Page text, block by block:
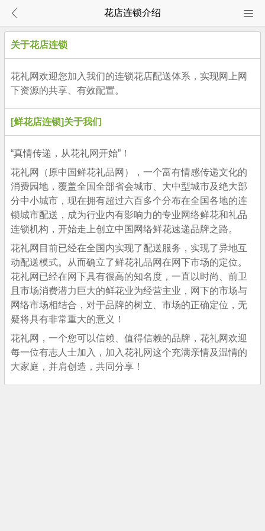
花店连锁介绍
关于花店连锁
花礼网欢迎您加入我们的连锁花店配送体系，实现网上网
下资源的共享、有效配置。
[鲜花店连锁]关于我们
“真情传递，从花礼网开始”！
花礼网（原中国鲜花礼品网），一个富有情感传递文化的
消费园地，覆盖全国全部省会城市、大中型城市及绝大部
分中小城市，现在拥有超过六百多个分布在全国各地的连
锁城市配送，成为行业内有影响力的专业网络鲜花和礼品
连锁机构，开始走上创立中国网络鲜花速递品牌之路。
花礼网目前已经在全国内实现了配送服务，实现了异地互
动配送模式。从而确立了鲜花礼品网在网下市场的定位。
花礼网已经在网下具有很高的知名度，一直以时尚、前卫
且市场消费潜力巨大的鲜花业为经营主业，网下的市场与
网络市场相结合，对于品牌的树立、市场的正确定位，无
疑将具有非常重大的意义！
花礼网，一个您可以信赖、值得信赖的品牌，花礼网欢迎
每一位有志人士加入，加入花礼网这个充满亲情及温情的
大家庭，并肩创造，共同分享！